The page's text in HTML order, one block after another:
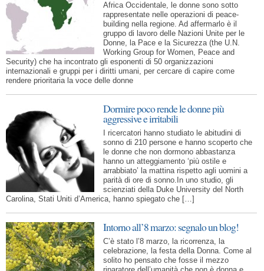
Africa Occidentale, le donne sono sotto
rappresentate nelle operazioni di peace-
building nella regione. Ad affermarlo è il
gruppo di lavoro delle Nazioni Unite per le
Donne, la Pace e la Sicurezza (the U.N.
Working Group for Women, Peace and
Security) che ha incontrato gli esponenti di 50 organizzazioni
internazionali e gruppi per i diritti umani, per cercare di capire come
rendere prioritaria la voce delle donne
Dormire poco rende le donne più
aggressive e irritabili
I ricercatori hanno studiato le abitudini di
sonno di 210 persone e hanno scoperto che
le donne che non dormono abbastanza
hanno un atteggiamento ‘più ostile e
arrabbiato’ la mattina rispetto agli uomini a
parità di ore di sonno.In uno studio, gli
scienziati della Duke University del North
Carolina, Stati Uniti d’America, hanno spiegato che […]
Intorno all’8 marzo: segnalo un blog!
C’è stato l’8 marzo, la ricorrenza, la
celebrazione, la festa della Donna. Come al
solito ho pensato che fosse il mezzo